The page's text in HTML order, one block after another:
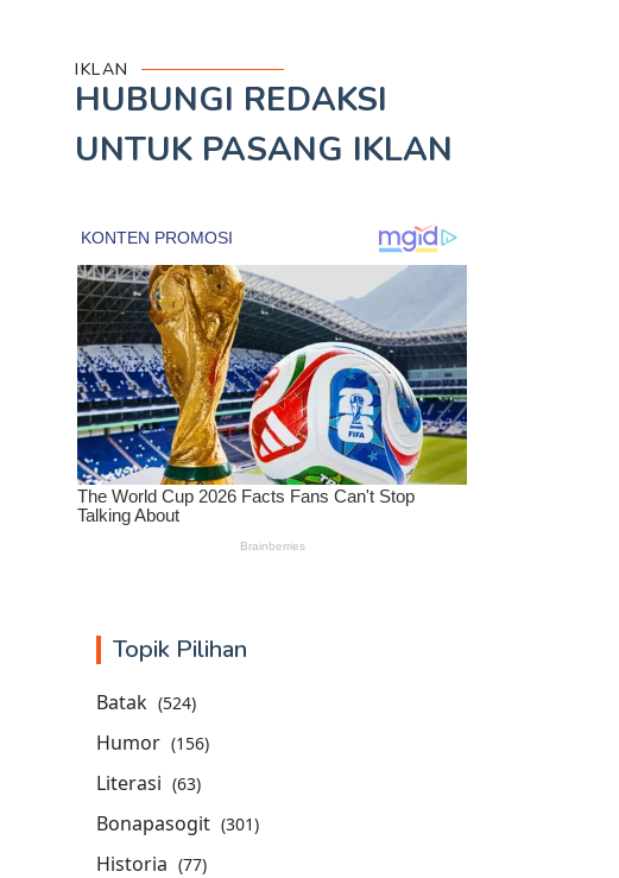
IKLAN
HUBUNGI REDAKSI
UNTUK PASANG IKLAN
Topik Pilihan
Batak (524)
Humor (156)
Literasi (63)
Bonapasogit (301)
Historia (77)